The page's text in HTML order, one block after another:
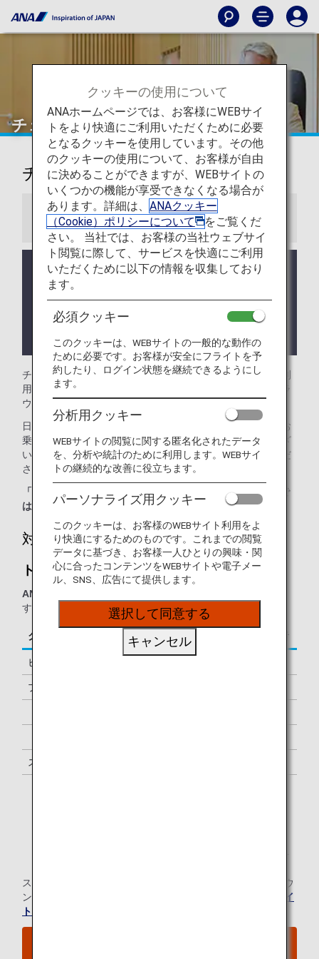
チェンナイ
チェンナイ国際空港ラウンジ
お知らせ
ラウンジ所有者がANAではない空港においては事前
告知なくサービス、営業時間が変更する可能性があ
ラウンジが所在する国や州により入室条件に制約が
ある場合があります。
チェンナイ国際空港では、トラベルクラブ・ラウンジ
用いただけます。本ページはANA国際線を利用される際のラ
ウンジ入室基準を記載しております。
日本国外の空港にて、ANA国際線から他航空会社国内線にお
乗り継ぎの場合には、ラウンジ入室基準が異なる場合がござ
います。入室基準に関しては各運航会社にお問い合わせくだ
さい。
「ANA SUITE LOUNGE」ご利用券は、こちらのラウンジで
はご利用いただけません。
対象のお客様
トラベルクラブ・ラウンジ：
ANA便
す。
クラス／ステイタス ご同行者
ビジネスクラス
プレミアムエコノミー *1
スーパーフライヤーズ会員
スター アライアンス有料ラウンジ会員のお客様の当空港ラウ
ンジのご利用については、
スター アライアンスのウェブサイ
ト
クッキーの使用について
ANAホームページでは、お客様にWEBサイ
トをより快適にご利用いただくために必要
となるクッキーを使用しています。その他
のクッキーの使用について、お客様が自由
に決めることができますが、WEBサイトの
いくつかの機能が享受できなくなる場合が
あります。詳細は、 ANAクッキー
（Cookie）ポリシーについて
をご覧くだ
さい。 当社では、お客様の当社ウェブサイ
ト閲覧に際して、サービスを快適にご利用
いただくために以下の情報を収集しており
ます。
必須クッキー
このクッキーは、WEBサイトの一般的な動作の
ために必要です。お客様が安全にフライトを予
約したり、ログイン状態を継続できるようにし
ます。
分析用クッキー
WEBサイトの閲覧に関する匿名化されたデータ
を、分析や統計のために利用します。WEBサイ
トの継続的な改善に役立ちます。
パーソナライズ用クッキー
このクッキーは、お客様のWEBサイト利用をよ
り快適にするためのものです。これまでの閲覧
データに基づき、お客様一人ひとりの興味・関
心に合ったコンテンツをWEBサイトや電子メー
ル、SNS、広告にて提供します。
選択して同意する
キャンセル